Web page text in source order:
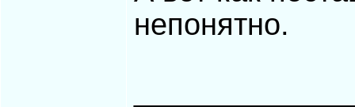
непонятно.